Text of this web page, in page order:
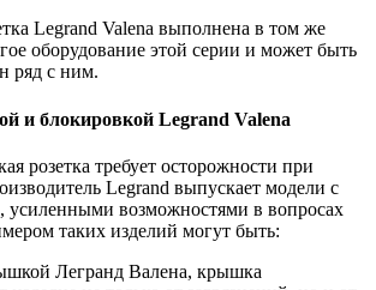
Legrand Valena выполнена в том же
оборудование этой серии и может быть
ряд с ним.
и блокировкой Legrand Valena
розетка требует осторожности при
Legrand выпускает модели с
усиленными возможностями в вопросах
таких изделий могут быть:
Легранд Валена, крышка